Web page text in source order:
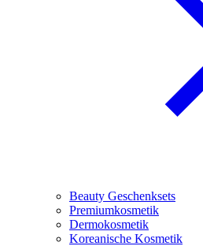
Beauty Geschenksets
Premiumkosmetik
Dermokosmetik
Koreanische Kosmetik